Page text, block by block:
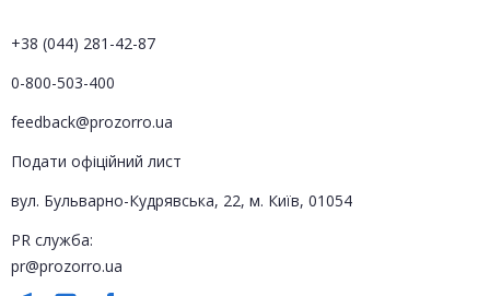
+38 (044) 281-42-87
0-800-503-400
feedback@prozorro.ua
Подати офіційний лист
вул. Бульварно-Кудрявська, 22, м. Київ, 01054
PR служба:
pr@prozorro.ua